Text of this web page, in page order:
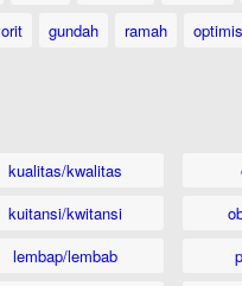
gundah ramah optimis
kualitas/kwalitas
kuitansi/kwitansi
lembap/lembab